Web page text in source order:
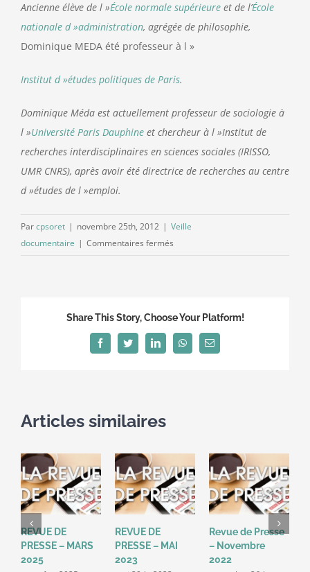
Ancienne élève de l »École normale supérieure et de l’École
nationale d »administration, agrégée de philosophie,
Dominique MEDA été professeur à l »
Institut d »études politiques de Paris.
Dominique Méda est actuellement professeur de sociologie à
l »Université Paris Dauphine et chercheur à l »Institut de
recherches interdisciplinaires en sciences sociales (IRISSO,
UMR CNRS), après avoir été directrice de recherches au centre
d »études de l »emploi.
Parcpsoret | novembre 25th, 2012 | Veille
documentaire | Commentaires fermés
au
Share This Story, Choose Your Platform!
FacebookTwitterLinkedInWhatsAppEmail
Articles similaires
REVUE DE
PRESSE – MARS
2025
REVUE DE
PRESSE – MAI
2023
Revue de Presse
– Novembre
2022